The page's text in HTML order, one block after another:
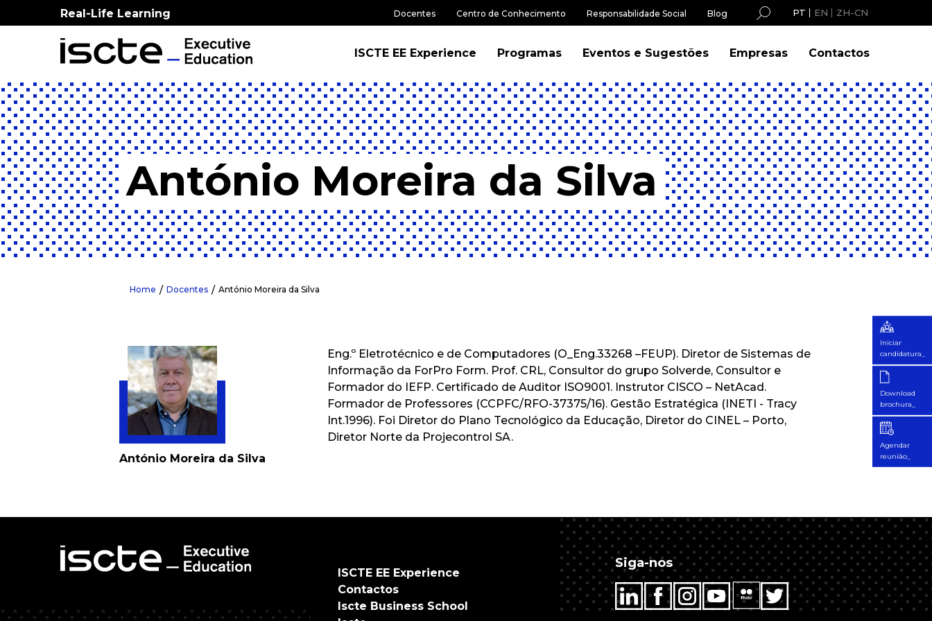
Real-Life Learning Docentes Centro de Conhecimento Responsabilidade Social Blog PT EN ZH-CN
ISCTE EE Experience Programas Eventos e Sugestões Empresas Contactos
António Moreira da Silva
Home Docentes António Moreira da Silva
António Moreira da Silva
Eng.º Eletrotécnico e de Computadores (O_Eng.33268 –FEUP). Diretor de Sistemas de
Informação da ForPro Form. Prof. CRL, Consultor do grupo Solverde, Consultor e
Formador do IEFP. Certificado de Auditor ISO9001. Instrutor CISCO – NetAcad.
Formador de Professores (CCPFC/RFO-37375/16). Gestão Estratégica (INETI - Tracy
Int.1996). Foi Diretor do Plano Tecnológico da Educação, Diretor do CINEL – Porto,
Diretor Norte da Projecontrol SA.
Iniciar
candidatura_
Download
brochura_
Agendar
reunião_
ISCTE EE Experience
Contactos
Iscte Business School
Siga-nos